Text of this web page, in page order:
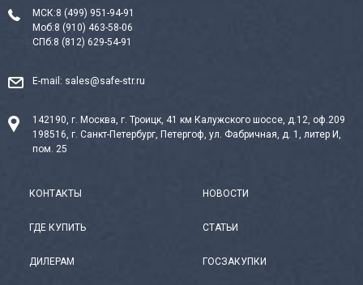
МСК:8 (499) 951-94-91
Моб:8 (910) 463-58-06
СПб:8 (812) 629-54-91
E-mail: sales@safe-str.ru
142190, г. Москва, г. Троицк, 41 км Калужского шоссе, д.12, оф.209
198516, г. Санкт-Петербург, Петергоф, ул. Фабричная, д. 1, литер И,
пом. 25
КОНТАКТЫ
ГДЕ КУПИТЬ
ДИЛЕРАМ
НОВОСТИ
СТАТЬИ
ГОСЗАКУПКИ